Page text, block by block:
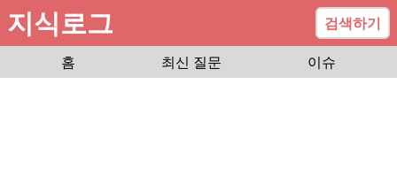
지식로그
검색하기
홈
최신 질문 이슈